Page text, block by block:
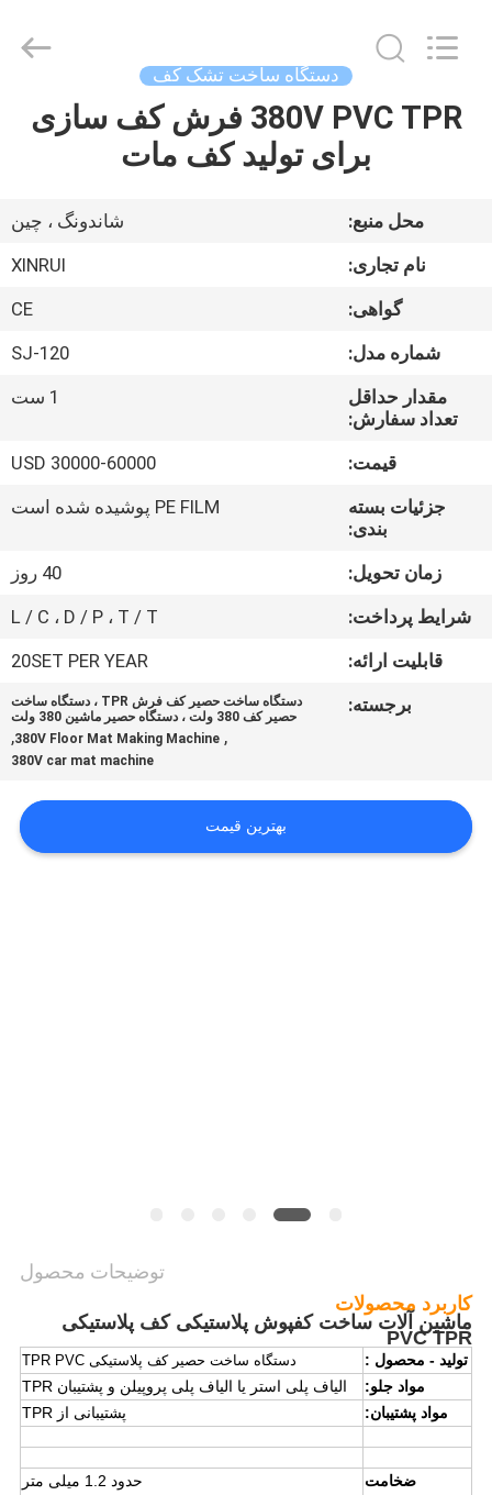
خانه
بازدید
کارخانه
کنترل
کیفیت
اخبار
خصوصی
Plastic
Machinery
دستگاه ساخت تشک کف
380V PVC TPR فرش کف سازی
برای تولید کف مات
محل منبع:
شاندونگ ، چین
نام تجاری:
XINRUI
گواهی:
CE
شماره مدل:
SJ-120
مقدار حداقل
تعداد سفارش:
1 ست
قیمت:
USD 30000-60000
جزئیات بسته
بندی:
PE FILM پوشیده شده است
زمان تحویل:
40 روز
شرایط پرداخت:
L / C ، D / P ، T / T
قابلیت ارائه:
20SET PER YEAR
برجسته:
دستگاه ساخت حصیر کف فرش TPR ، دستگاه ساخت
حصیر کف 380 ولت ، دستگاه حصیر ماشین 380 ولت
,
380V Floor Mat Making Machine
,
380V car mat machine
بهترین قیمت
توضیحات محصول
کاربرد محصولات
ماشین آلات ساخت کفپوش پلاستیکی کف پلاستیکی
PVC TPR
تولید - محصول : دستگاه ساخت حصیر کف پلاستیکی TPR PVC
مواد جلو:
الیاف پلی استر یا الیاف پلی پروپیلن و پشتیبان TPR
مواد پشتیبان:
پشتیبانی از TPR
ضخامت
حدود 1.2 میلی متر